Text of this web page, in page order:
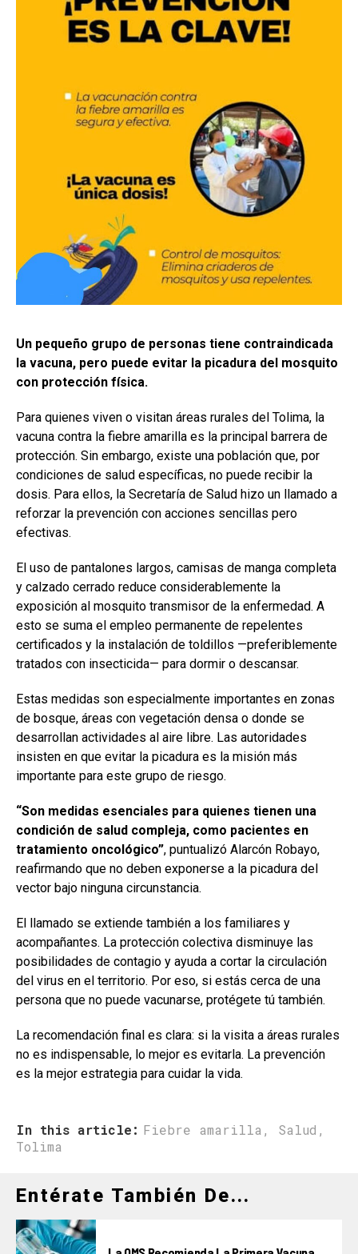
Un pequeño grupo de personas tiene contraindicada
la vacuna, pero puede evitar la picadura del mosquito
con protección física.
Para quienes viven o visitan áreas rurales del Tolima, la
vacuna contra la fiebre amarilla es la principal barrera de
protección. Sin embargo, existe una población que, por
condiciones de salud específicas, no puede recibir la
dosis. Para ellos, la Secretaría de Salud hizo un llamado a
reforzar la prevención con acciones sencillas pero
efectivas.
El uso de pantalones largos, camisas de manga completa
y calzado cerrado reduce considerablemente la
exposición al mosquito transmisor de la enfermedad. A
esto se suma el empleo permanente de repelentes
certificados y la instalación de toldillos —preferiblemente
tratados con insecticida— para dormir o descansar.
Estas medidas son especialmente importantes en zonas
de bosque, áreas con vegetación densa o donde se
desarrollan actividades al aire libre. Las autoridades
insisten en que evitar la picadura es la misión más
importante para este grupo de riesgo.
“Son medidas esenciales para quienes tienen una
condición de salud compleja, como pacientes en
tratamiento oncológico”, puntualizó Alarcón Robayo,
reafirmando que no deben exponerse a la picadura del
vector bajo ninguna circunstancia.
El llamado se extiende también a los familiares y
acompañantes. La protección colectiva disminuye las
posibilidades de contagio y ayuda a cortar la circulación
del virus en el territorio. Por eso, si estás cerca de una
persona que no puede vacunarse, protégete tú también.
La recomendación final es clara: si la visita a áreas rurales
no es indispensable, lo mejor es evitarla. La prevención
es la mejor estrategia para cuidar la vida.
In this article: Fiebre amarilla , Salud ,
Tolima
Entérate También De...